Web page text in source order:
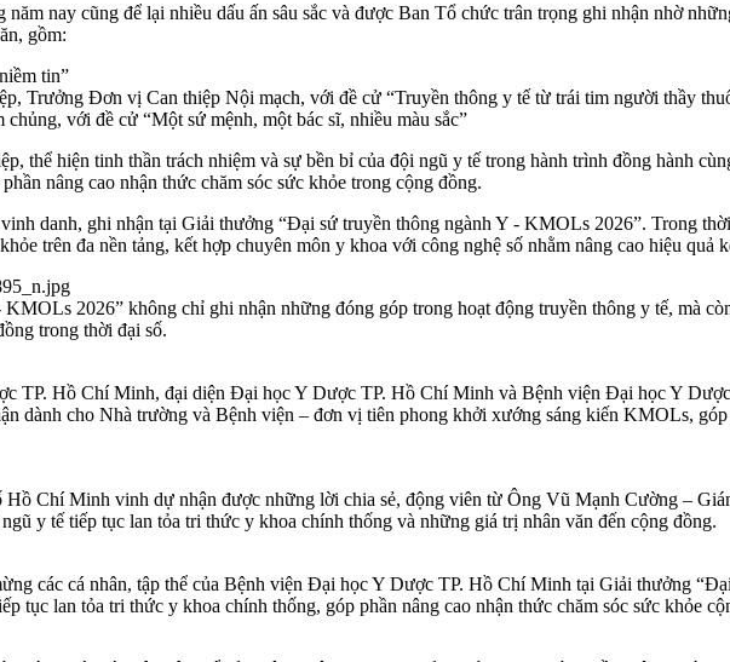
nay cũng để lại nhiều dấu ấn sâu sắc và được Ban Tổ chức trân trọng ghi nhận nhờ
gồm:
tin”
Trưởng Đơn vị Can thiệp Nội mạch, với đề cử “Truyền thông y tế từ trái tim người thầy
với đề cử “Một sứ mệnh, một bác sĩ, nhiều màu sắc”
thể hiện tinh thần trách nhiệm và sự bền bỉ của đội ngũ y tế trong hành trình đồng hành
nâng cao nhận thức chăm sóc sức khỏe trong cộng đồng.
danh, ghi nhận tại Giải thưởng “Đại sứ truyền thông ngành Y - KMOLs 2026”. Trong
trên đa nền tảng, kết hợp chuyên môn y khoa với công nghệ số nhằm nâng cao hiệu quả
2026” không chỉ ghi nhận những đóng góp trong hoạt động truyền thông y tế, mà
trong thời đại số.
TP. Hồ Chí Minh, đại diện Đại học Y Dược TP. Hồ Chí Minh và Bệnh viện Đại học Y
dành cho Nhà trường và Bệnh viện – đơn vị tiên phong khởi xướng sáng kiến KMOLs,
Chí Minh vinh dự nhận được những lời chia sẻ, động viên từ Ông Vũ Mạnh Cường –
y tế tiếp tục lan tỏa tri thức y khoa chính thống và những giá trị nhân văn đến cộng đồng.
các cá nhân, tập thể của Bệnh viện Đại học Y Dược TP. Hồ Chí Minh tại Giải thưởng
tục lan tỏa tri thức y khoa chính thống, góp phần nâng cao nhận thức chăm sóc sức khỏe